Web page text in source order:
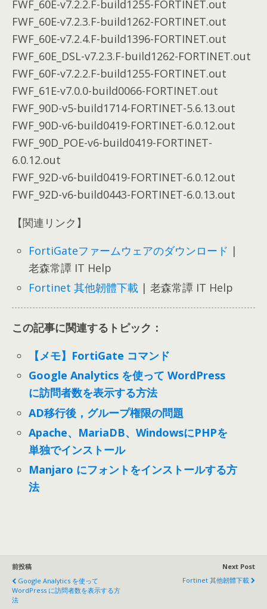
FWF_60E-v7.2.2.F-build1255-FORTINET.out
FWF_60E-v7.2.3.F-build1262-FORTINET.out
FWF_60E-v7.2.4.F-build1396-FORTINET.out
FWF_60E_DSL-v7.2.3.F-build1262-FORTINET.out
FWF_60F-v7.2.2.F-build1255-FORTINET.out
FWF_61E-v7.0.0-build0066-FORTINET.out
FWF_90D-v5-build1714-FORTINET-5.6.13.out
FWF_90D-v6-build0419-FORTINET-6.0.12.out
FWF_90D_POE-v6-build0419-FORTINET-
6.0.12.out
FWF_92D-v6-build0419-FORTINET-6.0.12.out
FWF_92D-v6-build0443-FORTINET-6.0.13.out
【関連リンク】
FortiGateファームウェアのダウンロード |
老森常譚 IT Help
Fortinet 其他韌體下載 | 老森常譚 IT Help
この記事に関連するトピック：
【メモ】FortiGate コマンド
Google Analytics を使って WordPress
に訪問者数を表示する方法
AD移行後，グループ権限の問題
Apache、MariaDB、WindowsにPHPを
単独でインストール
Manjaro にフォントをインストールする方
法
前投稿
Google Analytics を使って
WordPress に訪問者数を表示する方
法
Next Post
Fortinet 其他韌體下載